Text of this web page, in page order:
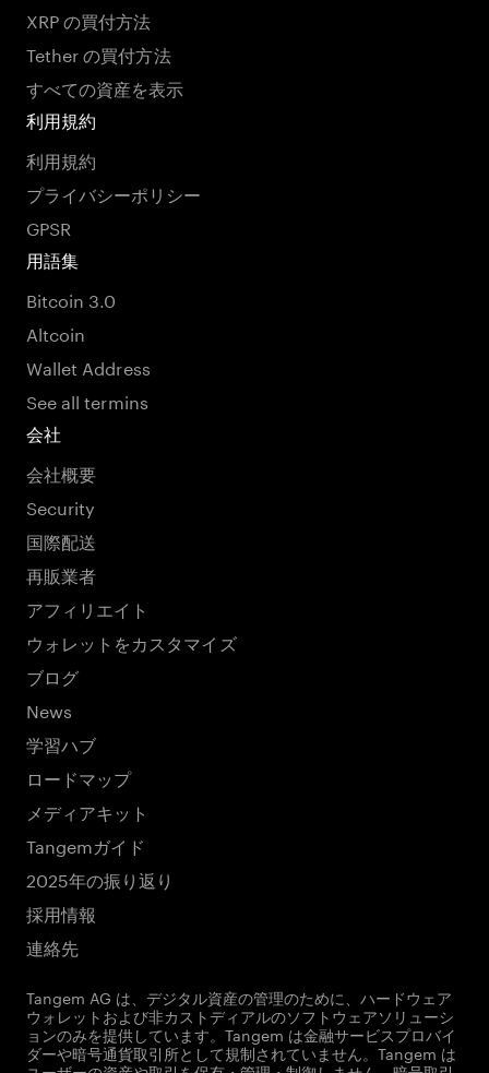
XRP の買付方法
Tether の買付方法
すべての資産を表示
利用規約
利用規約
プライバシーポリシー
GPSR
用語集
Bitcoin 3.0
Altcoin
Wallet Address
See all termins
会社
会社概要
Security
国際配送
再販業者
アフィリエイト
ウォレットをカスタマイズ
ブログ
News
学習ハブ
ロードマップ
メディアキット
Tangemガイド
2025年の振り返り
採用情報
連絡先
Tangem AG は、デジタル資産の管理のために、ハードウェア
ウォレットおよび非カストディアルのソフトウェアソリューシ
ョンのみを提供しています。Tangem は金融サービスプロバイ
ダーや暗号通貨取引所として規制されていません。Tangem は